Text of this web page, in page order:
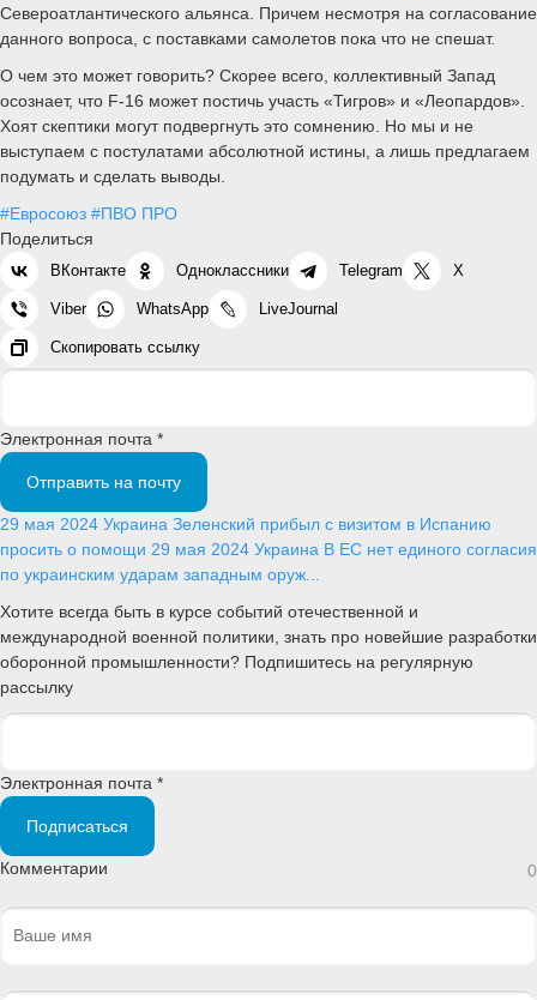
Североатлантического альянса. Причем несмотря на согласование
данного вопроса, с поставками самолетов пока что не спешат.
О чем это может говорить? Скорее всего, коллективный Запад
осознает, что F-16 может постичь участь «Тигров» и «Леопардов».
Хоят скептики могут подвергнуть это сомнению. Но мы и не
выступаем с постулатами абсолютной истины, а лишь предлагаем
подумать и сделать выводы.
#Евросоюз #ПВО ПРО
Поделиться
ВКонтакте Одноклассники Telegram X
Viber WhatsApp LiveJournal
Скопировать ссылку
Электронная почта *
Отправить на почту
29 мая 2024 Украина Зеленский прибыл с визитом в Испанию
просить о помощи 29 мая 2024 Украина В ЕС нет единого согласия
по украинским ударам западным оруж...
Хотите всегда быть в курсе событий отечественной и
международной военной политики, знать про новейшие разработки
оборонной промышленности? Подпишитесь на регулярную
рассылку
Электронная почта *
Подписаться
Комментарии 0